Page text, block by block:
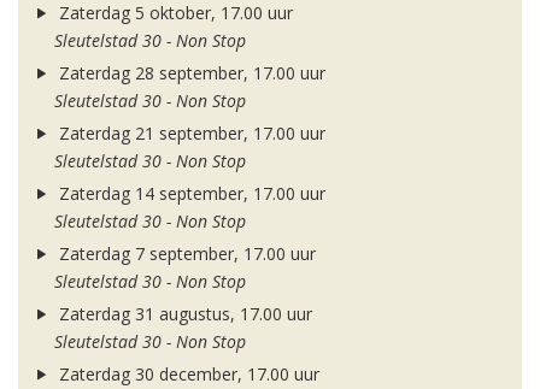
Zaterdag 5 oktober, 17.00 uur
Sleutelstad 30 - Non Stop
Zaterdag 28 september, 17.00 uur
Sleutelstad 30 - Non Stop
Zaterdag 21 september, 17.00 uur
Sleutelstad 30 - Non Stop
Zaterdag 14 september, 17.00 uur
Sleutelstad 30 - Non Stop
Zaterdag 7 september, 17.00 uur
Sleutelstad 30 - Non Stop
Zaterdag 31 augustus, 17.00 uur
Sleutelstad 30 - Non Stop
Zaterdag 30 december, 17.00 uur